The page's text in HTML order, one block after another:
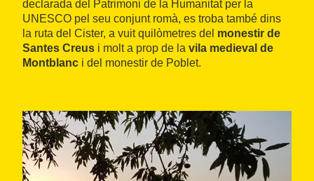
declarada del Patrimoni de la Humanitat per la
UNESCO pel seu conjunt romà, es troba també dins
la ruta del Cister, a vuit quilòmetres del monestir de
Santes Creus i molt a prop de la vila medieval de
Montblanc i del monestir de Poblet.